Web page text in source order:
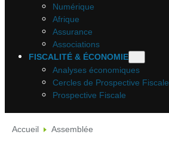
Numérique
Afrique
Assurance
Associations
FISCALITÉ & ÉCONOMIE
Analyses économiques
Cercles de Prospective Fiscale
Prospective Fiscale
Accueil Assemblée